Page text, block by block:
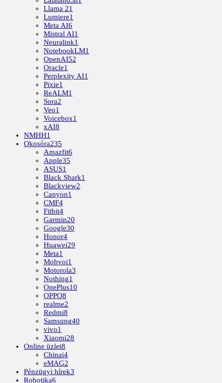
Llama 21
Lumiere1
Meta AI6
Mistral AI1
Neuralink1
NotebookLM1
OpenAI52
Oracle1
Perplexity AI1
Pixie1
ReALM1
Sora2
Veo1
Voicebox1
xAI8
NMHH1
Okosóra235
Amazfit6
Apple35
ASUS1
Black Shark1
Blackview2
Canyon1
CMF4
Fitbit4
Garmin20
Google30
Honor4
Huawei29
Meta1
Mobvoi1
Motorola3
Nothing1
OnePlus10
OPPO8
realme2
Redmi8
Samsung40
vivo1
Xiaomi28
Online üzlet8
Chinai4
eMAG2
Pénzügyi hírek3
Robotika6